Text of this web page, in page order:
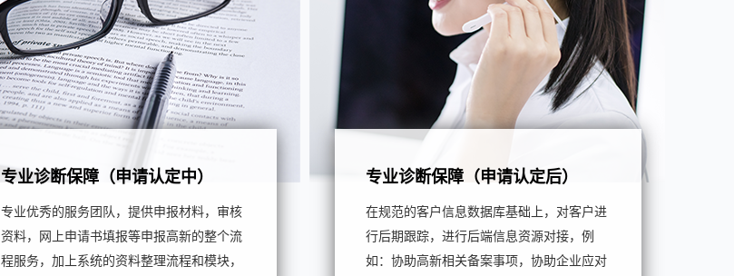
专业诊断保障（申请认定中）
专业优秀的服务团队，提供申报材料，审核
资料，网上申请书填报等申报高新的整个流
程服务，加上系统的资料整理流程和模块，
专业诊断保障（申请认定后）
在规范的客户信息数据库基础上，对客户进
行后期跟踪，进行后端信息资源对接，例
如：协助高新相关备案事项，协助企业应对